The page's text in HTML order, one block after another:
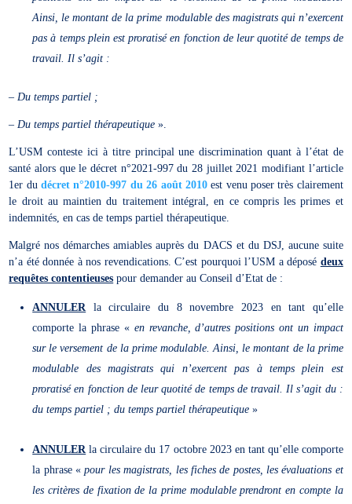
Ainsi, le montant de la prime modulable des magistrats qui n’exercent
pas à temps plein est proratisé en fonction de leur quotité de temps de
travail. Il s’agit :
– Du temps partiel ;
– Du temps partiel thérapeutique ».
L’USM conteste ici à titre principal une discrimination quant à l’état de
santé alors que le décret n°2021-997 du 28 juillet 2021 modifiant l’article
1er du décret n°2010-997 du 26 août 2010est venu poser très clairement
le droit au maintien du traitement intégral, en ce compris les primes et
indemnités, en cas de temps partiel thérapeutique.
Malgré nos démarches amiables auprès du DACS et du DSJ, aucune suite
n’a été donnée à nos revendications. C’est pourquoi l’USM a déposé deux
requêtes contentieuses pour demander au Conseil d’Etat de :
ANNULER
la circulaire du 8 novembre 2023 en tant qu’elle
comporte la phrase « en revanche, d’autres positions ont un impact
sur le versement de la prime modulable. Ainsi, le montant de la prime
modulable des magistrats qui n’exercent pas à temps plein est
proratisé en fonction de leur quotité de temps de travail. Il s’agit du :
du temps partiel ; du temps partiel thérapeutique »
ANNULER la circulaire du 17 octobre 2023 en tant qu’elle comporte
la phrase «pour les magistrats, les fiches de postes, les évaluations et
les critères de fixation de la prime modulable prendront en compte la